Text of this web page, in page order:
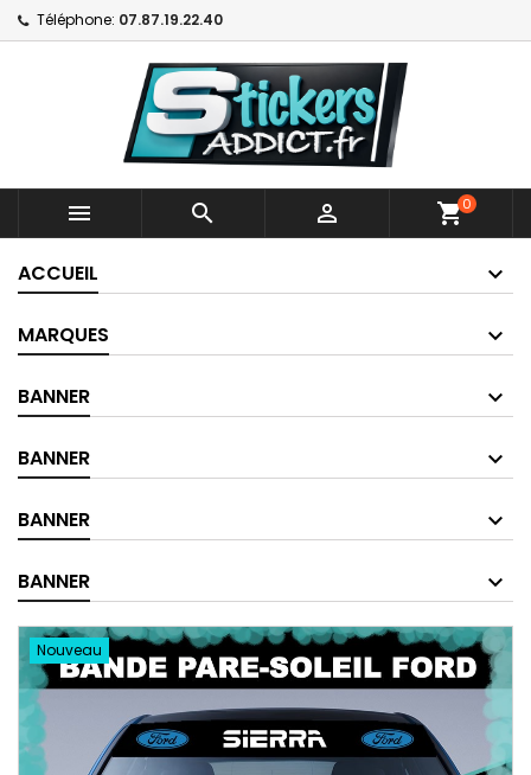
Téléphone: 07.87.19.22.40
   shopping_cart0
ACCUEIL
MARQUES
BANNER
BANNER
BANNER
BANNER
Nouveau